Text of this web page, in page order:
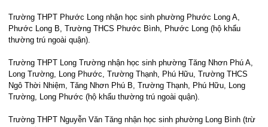
Trường THPT Phước Long nhận học sinh phường Phước Long A,
Phước Long B, Trường THCS Phước Bình, Phước Long (hộ khẩu
thường trú ngoài quận).
Trường THPT Long Trường nhận học sinh phường Tăng Nhơn Phú A,
Long Trường, Long Phước, Trường Thạnh, Phú Hữu, Trường THCS
Ngô Thời Nhiệm, Tăng Nhơn Phú B, Trường Thạnh, Phú Hữu, Long
Trường, Long Phước (hộ khẩu thường trú ngoài quận).
Trường THPT Nguyễn Văn Tăng nhận học sinh phường Long Bình (trừ